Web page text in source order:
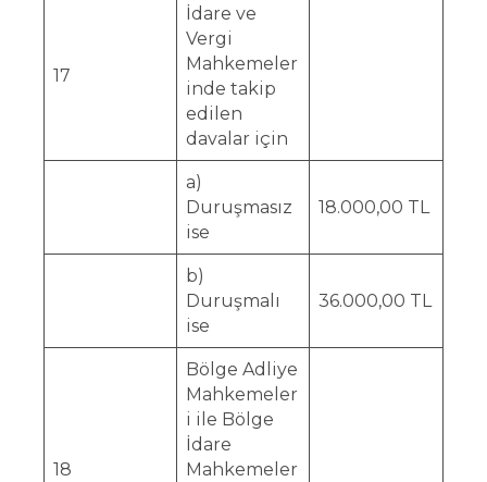
17
İdare ve
Vergi
Mahkemeler
inde takip
edilen
davalar için
a)
Duruşmasız
ise
18.000,00 TL
b)
Duruşmalı
ise
36.000,00 TL
18
Bölge Adliye
Mahkemeler
i ile Bölge
İdare
Mahkemeler